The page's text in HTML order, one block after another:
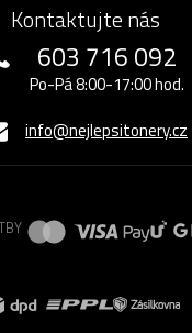
Kontaktujte nás
603 716 092
Po-Pá 8:00-17:00 hod.
info@nejlepsitonery.cz